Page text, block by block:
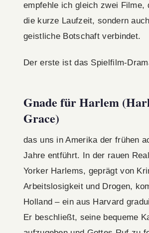
empfehle ich gleich zwei Filme,
die kurze Laufzeit, sondern
geistliche Botschaft verbindet.
Der erste ist das Spielfilm-
Gnade für Harlem
Grace)
das uns in Amerika der frühen
Jahre entführt. In der rauen
Yorker Harlems, geprägt von
Arbeitslosigkeit und Drogen,
Holland – ein aus Harvard
Er beschließt, seine bequeme